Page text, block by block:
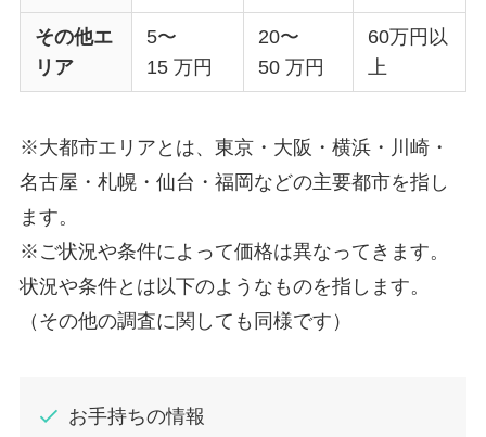
その他エ
リア
5〜
15 万円
20〜
50 万円
60万円以
上
※大都市エリアとは、東京・大阪・横浜・川崎・
名古屋・札幌・仙台・福岡などの主要都市を指し
ます。
※ご状況や条件によって価格は異なってきます。
状況や条件とは以下のようなものを指します。
（その他の調査に関しても同様です）
お手持ちの情報